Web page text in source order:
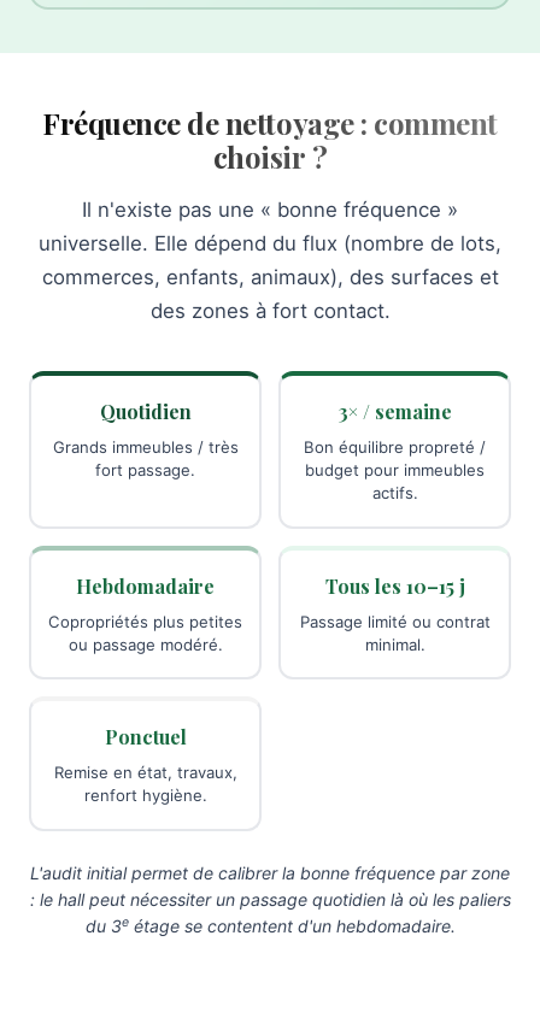
Fréquence de nettoyage : comment
choisir ?
Il n'existe pas une « bonne fréquence »
universelle. Elle dépend du flux (nombre de lots,
commerces, enfants, animaux), des surfaces et
des zones à fort contact.
Quotidien
Grands immeubles / très
fort passage.
3× / semaine
Bon équilibre propreté /
budget pour immeubles
actifs.
Hebdomadaire
Copropriétés plus petites
ou passage modéré.
Tous les 10–15 j
Passage limité ou contrat
minimal.
Ponctuel
Remise en état, travaux,
renfort hygiène.
L'audit initial permet de calibrer la bonne fréquence par zone
: le hall peut nécessiter un passage quotidien là où les paliers
du 3eétage se contentent d'un hebdomadaire.